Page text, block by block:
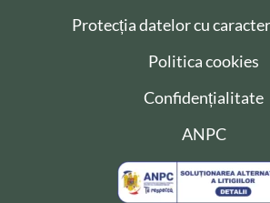
Protecția datelor cu
Politica cookies
Confidențialitate
ANPC